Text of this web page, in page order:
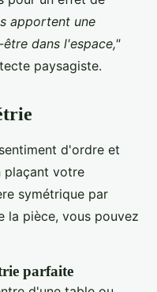
apportent une
dans l'espace,"
paysagiste.
d'ordre et
plaçant votre
symétrique par
la pièce, vous pouvez
parfaite